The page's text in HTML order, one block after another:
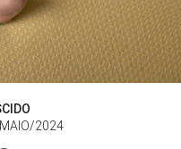
2024